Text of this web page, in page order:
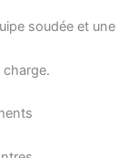
soudée et une
charge.